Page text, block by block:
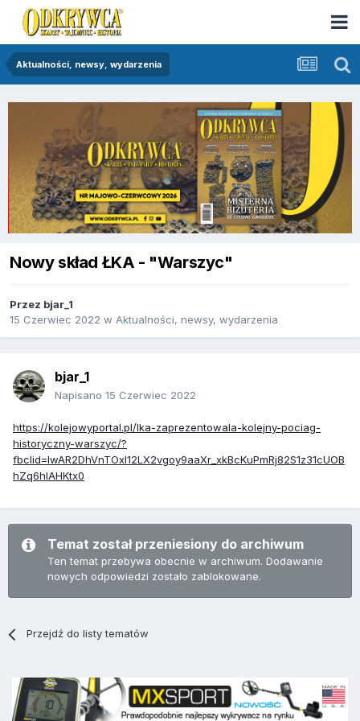
Aktualności, newsy, wydarzenia
Nowy skład ŁKA - "Warszyc"
Przez bjar_1
15 Czerwiec 2022 w Aktualności, newsy, wydarzenia
bjar_1
Napisano 15 Czerwiec 2022
https://kolejowyportal.pl/lka-zaprezentowala-kolejny-pociag-
historyczny-warszyc/?
fbclid=IwAR2DhVnTOxI12LX2vgoy9aaXr_xkBcKuPmRj82S1z31cUOB
hZq6hIAHKtx0
Temat został przeniesiony do archiwum
Ten temat przebywa obecnie w archiwum. Dodawanie
nowych odpowiedzi zostało zablokowane.
Przejdź do listy tematów